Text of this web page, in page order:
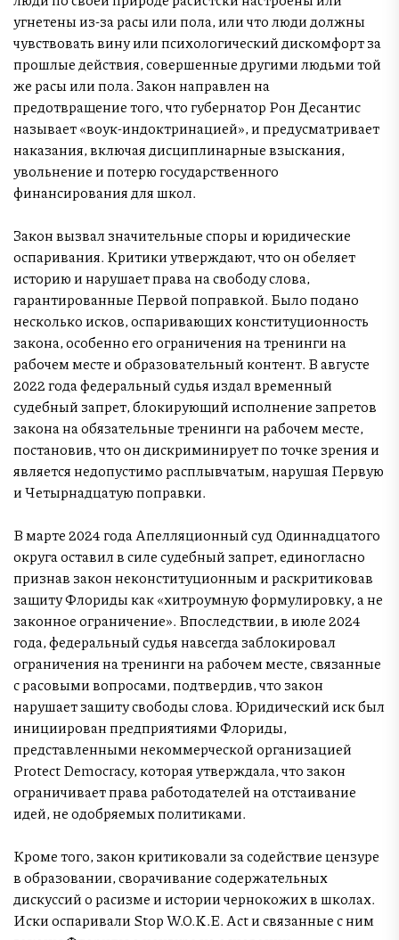
угнетены из-за расы или пола, или что люди должны
чувствовать вину или психологический дискомфорт за
прошлые действия, совершенные другими людьми той
же расы или пола. Закон направлен на
предотвращение того, что губернатор Рон Десантис
называет «воук-индоктринацией», и предусматривает
наказания, включая дисциплинарные взыскания,
увольнение и потерю государственного
финансирования для школ.
Закон вызвал значительные споры и юридические
оспаривания. Критики утверждают, что он обеляет
историю и нарушает права на свободу слова,
гарантированные Первой поправкой. Было подано
несколько исков, оспаривающих конституционность
закона, особенно его ограничения на тренинги на
рабочем месте и образовательный контент. В августе
2022 года федеральный судья издал временный
судебный запрет, блокирующий исполнение запретов
закона на обязательные тренинги на рабочем месте,
постановив, что он дискриминирует по точке зрения и
является недопустимо расплывчатым, нарушая Первую
и Четырнадцатую поправки.
В марте 2024 года Апелляционный суд Одиннадцатого
округа оставил в силе судебный запрет, единогласно
признав закон неконституционным и раскритиковав
защиту Флориды как «хитроумную формулировку, а не
законное ограничение». Впоследствии, в июле 2024
года, федеральный судья навсегда заблокировал
ограничения на тренинги на рабочем месте, связанные
с расовыми вопросами, подтвердив, что закон
нарушает защиту свободы слова. Юридический иск был
инициирован предприятиями Флориды,
представленными некоммерческой организацией
Protect Democracy, которая утверждала, что закон
ограничивает права работодателей на отстаивание
идей, не одобряемых политиками.
Кроме того, закон критиковали за содействие цензуре
в образовании, сворачивание содержательных
дискуссий о расизме и истории чернокожих в школах.
Иски оспаривали Stop W.O.K.E. Act и связанные с ним